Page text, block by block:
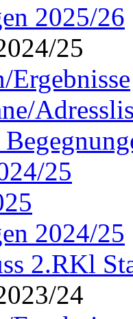
2025/26
25
Ergebnisse
25
2024/25
2.RKl
24